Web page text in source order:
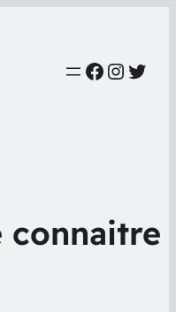
connaitre